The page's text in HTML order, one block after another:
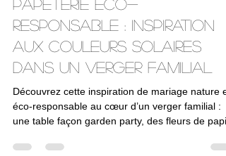
Mariage nature et
papeterie éco-
responsable : inspiration
aux couleurs solaires
dans un verger familial
Découvrez cette inspiration de mariage nature et
une table façon garden party, des fleurs de